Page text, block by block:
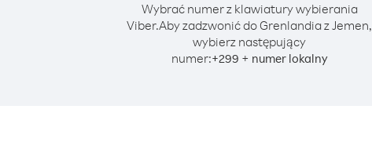
Wybrać numer z klawiatury wybierania
Viber.Aby zadzwonić do Grenlandia z Jemen,
wybierz następujący
numer:+299 + numer lokalny